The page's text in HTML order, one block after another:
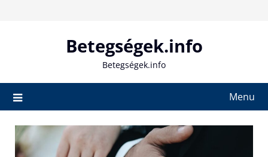
Betegségek.info
Betegségek.info
Menu